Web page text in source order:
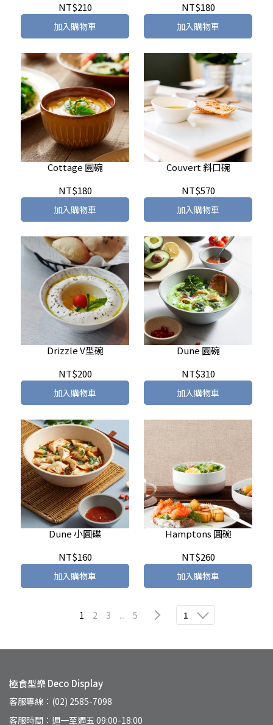
NT$210
加入購物車
NT$180
加入購物車
Cottage 圓碗
NT$180
加入購物車
Couvert 斜口碗
NT$570
加入購物車
Drizzle V型碗
NT$200
加入購物車
Dune 圓碗
NT$310
加入購物車
Dune 小圓碟
NT$160
加入購物車
Hamptons 圓碗
NT$260
加入購物車
1 2 3 ... 5 1
極食型樂 Deco Display
客服專線：(02) 2585-7098
客服時間：週一至週五 09:00-18:00